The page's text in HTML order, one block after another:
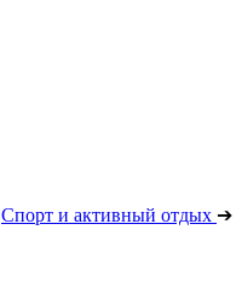
Спорт и активный отдых ➔